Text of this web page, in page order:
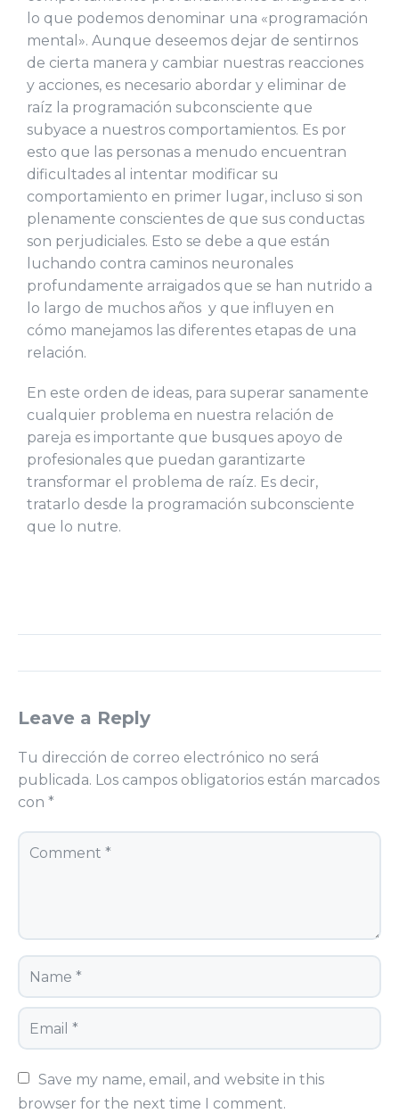
lo que podemos denominar una «programación
mental». Aunque deseemos dejar de sentirnos
de cierta manera y cambiar nuestras reacciones
y acciones, es necesario abordar y eliminar de
raíz la programación subconsciente que
subyace a nuestros comportamientos. Es por
esto que las personas a menudo encuentran
dificultades al intentar modificar su
comportamiento en primer lugar, incluso si son
plenamente conscientes de que sus conductas
son perjudiciales. Esto se debe a que están
luchando contra caminos neuronales
profundamente arraigados que se han nutrido a
lo largo de muchos años y que influyen en
cómo manejamos las diferentes etapas de una
relación.
En este orden de ideas, para superar sanamente
cualquier problema en nuestra relación de
pareja es importante que busques apoyo de
profesionales que puedan garantizarte
transformar el problema de raíz. Es decir,
tratarlo desde la programación subconsciente
que lo nutre.
Leave a Reply
Tu dirección de correo electrónico no será
publicada. Los campos obligatorios están marcados
con *
Save my name, email, and website in this
browser for the next time I comment.